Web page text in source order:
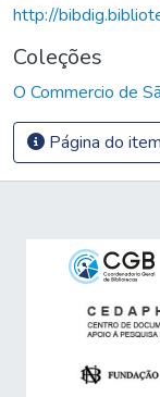
http://
Coleções
O Commercio de
Página do